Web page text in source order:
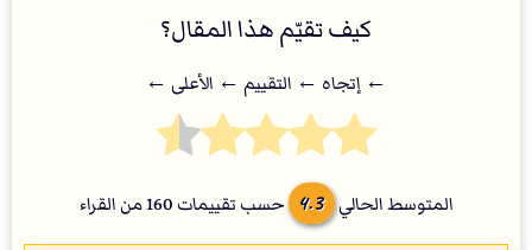
كيف تقيّم هذا المقال؟
← إتجاه ← التقييم ← اﻷعلى ←
المتوسط الحالي 4.3 حسب تقييمات 160من القراء